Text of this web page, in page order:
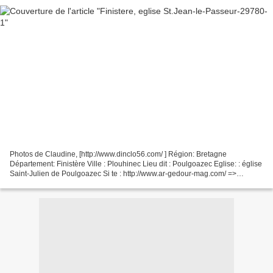
Photos de Claudine, [http://www.dinclo56.com/ ] Région: Bretagne
Département: Finistère Ville : Plouhinec Lieu dit : Poulgoazec Eglise: : église
Saint-Julien de Poulgoazec Si te : http://www.ar-gedour-mag.com/ =>